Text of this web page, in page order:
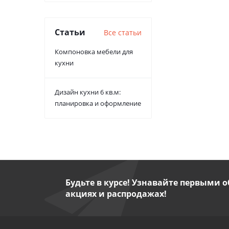
Статьи Все статьи
Компоновка мебели для
кухни
Дизайн кухни 6 кв.м:
планировка и оформление
Будьте в курсе! Узнавайте первыми
акциях и распродажах!